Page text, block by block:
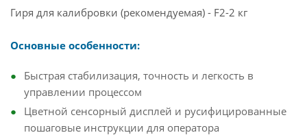
Гиря для калибровки (рекомендуемая) - F2-2 кг
Основные особенности:
Быстрая стабилизация, точность и легкость в
управлении процессом
Цветной сенсорный дисплей и русифицированные
пошаговые инструкции для оператора